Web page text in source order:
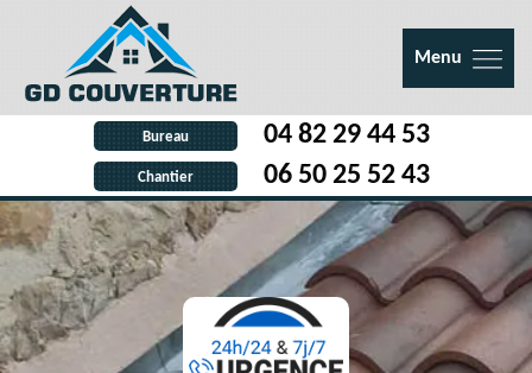
Menu
Bureau 04 82 29 44 53
Chantier 06 50 25 52 43